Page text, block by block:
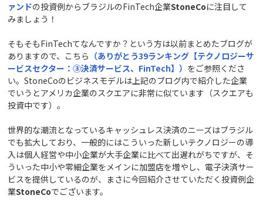
ァンドの投資例からブラジルのFinTech企業StoneCoに注目して
みましょう！
そもそもFinTechてなんですか？という方は以前まとめたブログが
ありますので、こちら （ありがとう39ランキング【テクノロジーサ
ービスセクター：③決済サービス、FinTech】） をご参照くださ
い。StoneCoのビジネスモデルは上記のブログ内で紹介した企業
でいうとアメリカ企業のスクエアに非常に似ています（スクエアも
投資中です）。
世界的な潮流となっているキャッシュレス決済のニーズはブラジル
でも拡大しており、一般的にはこういった新しいテクノロジーの導
入は個人経営や中小企業が大手企業に比べて出遅れがちですが、そ
ういった中小や零細企業をメインに加盟店を増やし、電子決済サー
ビスを提供しているのが、まさに今回紹介させていただく投資例企
業StoneCoでございます。